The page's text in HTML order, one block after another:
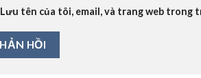
Lưu tên của tôi, email, và trang web trong